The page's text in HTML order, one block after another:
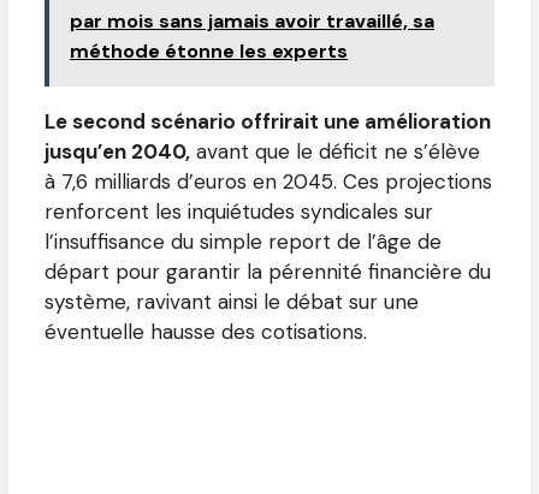
par mois sans jamais avoir travaillé, sa
méthode étonne les experts
Le second scénario offrirait une amélioration
jusqu’en 2040, avant que le déficit ne s’élève
à 7,6 milliards d’euros en 2045. Ces projections
renforcent les inquiétudes syndicales sur
l’insuffisance du simple report de l’âge de
départ pour garantir la pérennité financière du
système, ravivant ainsi le débat sur une
éventuelle hausse des cotisations.